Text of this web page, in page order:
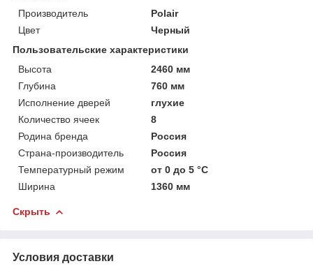
Производитель
Polair
Цвет
Черный
Пользовательские характеристики
Высота
2460 мм
Глубина
760 мм
Исполнение дверей
глухие
Количество ячеек
8
Родина бренда
Россия
Страна-производитель
Россия
Температурный режим
от 0 до 5 °C
Ширина
1360 мм
Скрыть
Условия доставки